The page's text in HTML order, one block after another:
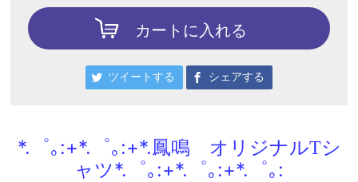
カートに入れる
ツイートする シェアする
*.゜｡:+*.゜｡:+*.鳳鳴 オリジナルTシ
ャツ*.゜｡:+*.゜｡:+*.゜｡: